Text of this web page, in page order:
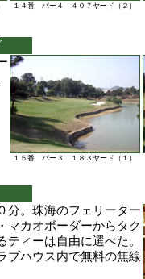
１４番 パー４ ４０７ヤード（２）
１５番 パー３ １８３ヤード（１）
分。珠海のフェリーター
マカオボーダーからタク
ィーは自由に選べた。
ブハウス内で無料の無線